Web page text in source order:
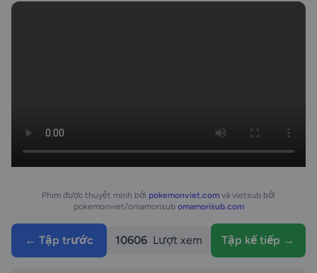
Phim được thuyết minh bởi pokemonviet.com và vietsub bởi
pokemonviet/omamorisub omamorisub.com
← Tập trước 10606 Lượt xem Tập kế tiếp →